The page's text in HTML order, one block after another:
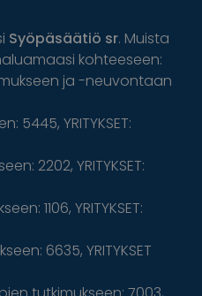
Syöpäsäätiö sr. Muista
kohteeseen:
ja -neuvontaan
5445, YRITYKSET:
2202, YRITYKSET:
1106, YRITYKSET:
6635, YRITYKSET